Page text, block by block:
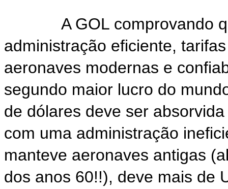
A GOL comprovando
administração eficiente,
aeronaves modernas e
segundo maior lucro do
de dólares deve ser
com uma administração
manteve aeronaves antigas
dos anos 60!!), deve mais de